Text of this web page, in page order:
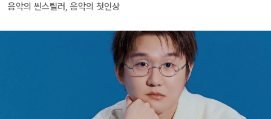
음악의 씬스틸러, 음악의 첫인상